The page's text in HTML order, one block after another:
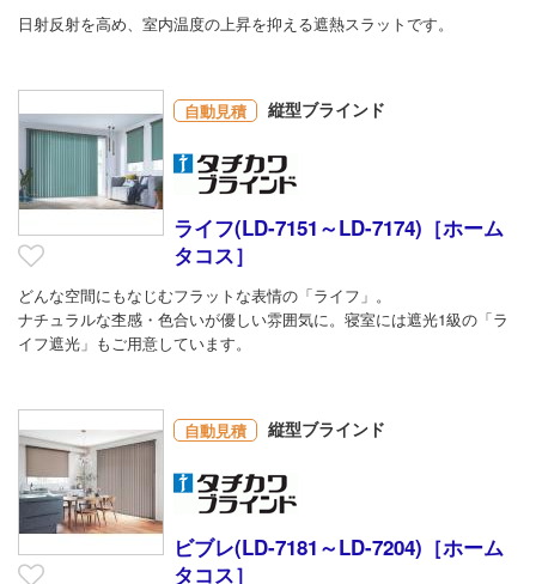
日射反射を高め、室内温度の上昇を抑える遮熱スラットです。
自動見積 縦型ブラインド
ライフ(LD-7151～LD-7174)［ホーム
タコス］
どんな空間にもなじむフラットな表情の「ライフ」。 ​​​​​​​
ナチュラルな杢感・色合いが優しい雰囲気に。寝室には遮光1級の「ラ
イフ遮光」もご用意しています。
自動見積 縦型ブラインド
ビブレ(LD-7181～LD-7204)［ホーム
タコス］